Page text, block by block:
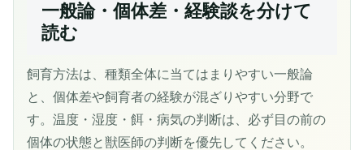
一般論・個体差・経験談を分けて
読む
飼育方法は、種類全体に当てはまりやすい一般論
と、個体差や飼育者の経験が混ざりやすい分野で
す。温度・湿度・餌・病気の判断は、必ず目の前の
個体の状態と獣医師の判断を優先してください。